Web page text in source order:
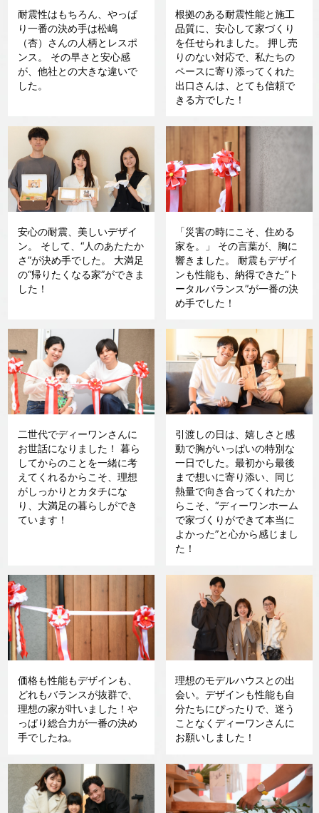
耐震性はもちろん、やっぱ
り一番の決め手は松嶋
（杏）さんの人柄とレスポ
ンス。 その早さと安心感
が、他社との大きな違いで
した。
根拠のある耐震性能と施工
品質に、安心して家づくり
を任せられました。 押し売
りのない対応で、私たちの
ペースに寄り添ってくれた
出口さんは、とても信頼で
きる方でした！
安心の耐震、美しいデザイ
ン。 そして、“人のあたたか
さ”が決め手でした。 大満足
の“帰りたくなる家”ができま
した！
「災害の時にこそ、住める
家を。」 その言葉が、胸に
響きました。 耐震もデザイ
ンも性能も、納得できた“ト
ータルバランス”が一番の決
め手でした！
二世代でディーワンさんに
お世話になりました！ 暮ら
してからのことを一緒に考
えてくれるからこそ、理想
がしっかりとカタチにな
り、大満足の暮らしができ
ています！
引渡しの日は、嬉しさと感
動で胸がいっぱいの特別な
一日でした。最初から最後
まで想いに寄り添い、同じ
熱量で向き合ってくれたか
らこそ、“ディーワンホーム
で家づくりができて本当に
よかった”と心から感じまし
た！
価格も性能もデザインも、
どれもバランスが抜群で、
理想の家が叶いました！や
っぱり総合力が一番の決め
手でしたね。
理想のモデルハウスとの出
会い。デザインも性能も自
分たちにぴったりで、迷う
ことなくディーワンさんに
お願いしました！